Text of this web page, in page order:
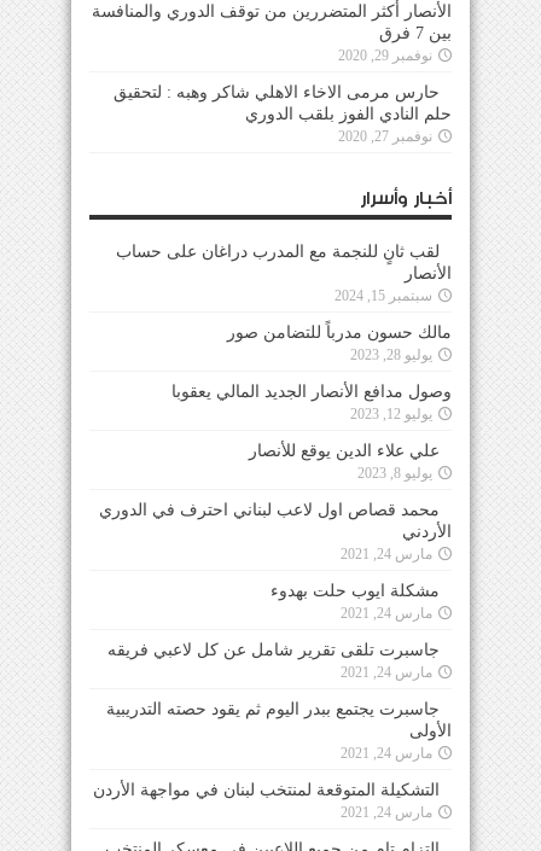
الأنصار أكثر المتضررين من توقف الدوري والمنافسة
بين 7 فرق
نوفمبر 29, 2020
حارس مرمى الاخاء الاهلي شاكر وهبه : لتحقيق
حلم النادي الفوز بلقب الدوري
نوفمبر 27, 2020
أخبار وأسرار
لقب ثانٍ للنجمة مع المدرب دراغان على حساب
الأنصار
سبتمبر 15, 2024
مالك حسون مدرباً للتضامن صور
يوليو 28, 2023
وصول مدافع الأنصار الجديد المالي يعقوبا
يوليو 12, 2023
علي علاء الدين يوقع للأنصار
يوليو 8, 2023
محمد قصاص اول لاعب لبناني احترف في الدوري
الأردني
مارس 24, 2021
مشكلة ايوب حلت بهدوء
مارس 24, 2021
جاسبرت تلقى تقرير شامل عن كل لاعبي فريقه
مارس 24, 2021
جاسبرت يجتمع ببدر اليوم ثم يقود حصته التدريبية
الأولى
مارس 24, 2021
التشكيلة المتوقعة لمنتخب لبنان في مواجهة الأردن
مارس 24, 2021